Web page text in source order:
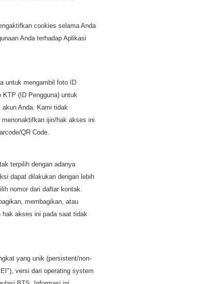
cookies selama Anda
Anda terhadap Aplikasi
untuk mengambil foto ID
KTP (ID Pengguna) untuk
Anda. Kami tidak
ijin/hak akses ini
QR Code.
terpilih dengan adanya
dapat dilakukan dengan lebih
nomor dari daftar kontak.
membagikan, atau
hak akses ini pada saat tidak
yang unik (persistent/non-
versi dari operating system